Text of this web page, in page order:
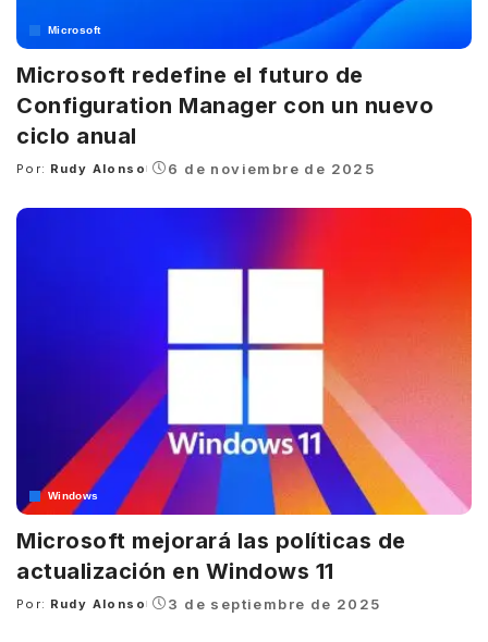
Microsoft
Microsoft redefine el futuro de
Configuration Manager con un nuevo
ciclo anual
Posted
Por: Rudy Alonso 6 de noviembre de 2025
Windows
Microsoft mejorará las políticas de
actualización en Windows 11
Posted
Por: Rudy Alonso 3 de septiembre de 2025